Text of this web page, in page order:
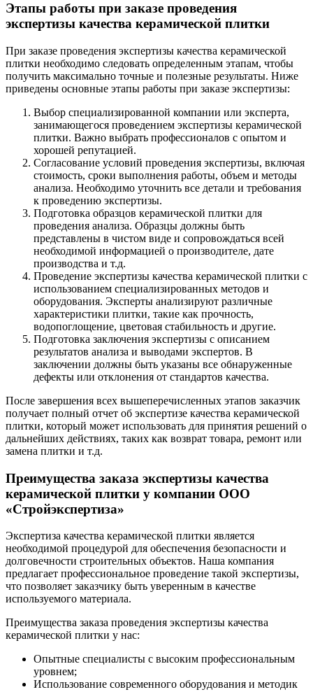
Этапы работы при заказе проведения
экспертизы качества керамической плитки
При заказе проведения экспертизы качества керамической
плитки необходимо следовать определенным этапам, чтобы
получить максимально точные и полезные результаты. Ниже
приведены основные этапы работы при заказе экспертизы:
Выбор специализированной компании или эксперта,
занимающегося проведением экспертизы керамической
плитки. Важно выбрать профессионалов с опытом и
хорошей репутацией.
Согласование условий проведения экспертизы, включая
стоимость, сроки выполнения работы, объем и методы
анализа. Необходимо уточнить все детали и требования
к проведению экспертизы.
Подготовка образцов керамической плитки для
проведения анализа. Образцы должны быть
представлены в чистом виде и сопровождаться всей
необходимой информацией о производителе, дате
производства и т.д.
Проведение экспертизы качества керамической плитки с
использованием специализированных методов и
оборудования. Эксперты анализируют различные
характеристики плитки, такие как прочность,
водопоглощение, цветовая стабильность и другие.
Подготовка заключения экспертизы с описанием
результатов анализа и выводами экспертов. В
заключении должны быть указаны все обнаруженные
дефекты или отклонения от стандартов качества.
После завершения всех вышеперечисленных этапов заказчик
получает полный отчет об экспертизе качества керамической
плитки, который может использовать для принятия решений о
дальнейших действиях, таких как возврат товара, ремонт или
замена плитки и т.д.
Преимущества заказа экспертизы качества
керамической плитки у компании ООО
«Стройэкспертиза»
Экспертиза качества керамической плитки является
необходимой процедурой для обеспечения безопасности и
долговечности строительных объектов. Наша компания
предлагает профессиональное проведение такой экспертизы,
что позволяет заказчику быть уверенным в качестве
используемого материала.
Преимущества заказа проведения экспертизы качества
керамической плитки у нас:
Опытные специалисты с высоким профессиональным
уровнем;
Использование современного оборудования и методик